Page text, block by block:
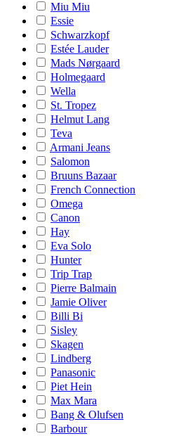
Miu Miu
Essie
Schwarzkopf
Estée Lauder
Mads Nørgaard
Holmegaard
Wella
St. Tropez
Helmut Lang
Teva
Armani Jeans
Salomon
Bruuns Bazaar
French Connection
Omega
Canon
Hay
Eva Solo
Hunter
Trip Trap
Pierre Balmain
Jamie Oliver
Billi Bi
Sisley
Skagen
Lindberg
Panasonic
Piet Hein
Max Mara
Bang & Olufsen
Barbour